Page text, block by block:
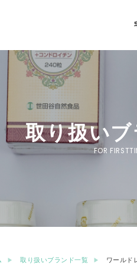
取り扱い
FOR
取り扱いブランド一覧 ワールド